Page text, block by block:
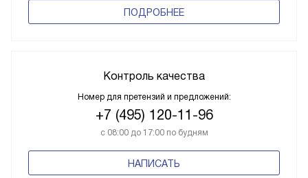
ПОДРОБНЕЕ
Контроль качества
Номер для претензий и предложений:
+7 (495) 120-11-96
с 08:00 до 17:00 по будням
НАПИСАТЬ